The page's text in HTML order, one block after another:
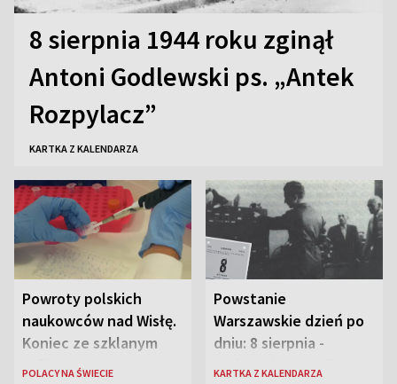
8 sierpnia 1944 roku zginął
Antoni Godlewski ps. „Antek
Rozpylacz”
KARTKA Z KALENDARZA
Powroty polskich
naukowców nad Wisłę.
Koniec ze szklanym
sufitem
POLACY NA ŚWIECIE
Powstanie
Warszawskie dzień po
dniu: 8 sierpnia -
rozbrzmiewa radio
KARTKA Z KALENDARZA